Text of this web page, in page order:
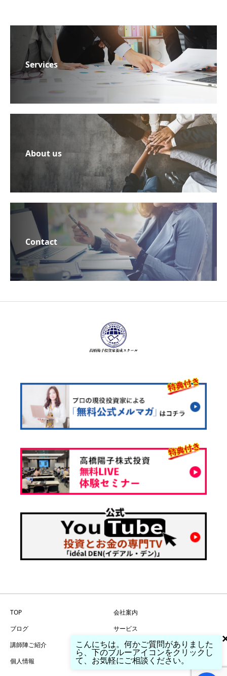
Services
About us
Contact
TOP
会社案内
ブログ
サービス
講師陣ご紹介
問い合わせ
個人情報
特商法
こんにちは。何かご質問がありました
ら、下のブルーアイコンをクリックし
て、お気軽にご相談ください。